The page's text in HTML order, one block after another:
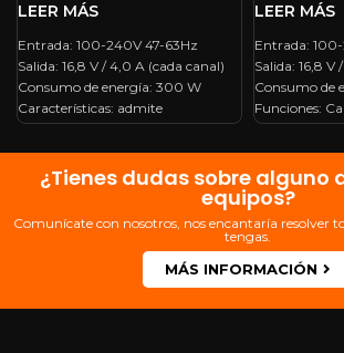
Entrada: 100-240V 47-63Hz
Salida: 16,8 V / 4,0 A (cada canal)
Consumo de energía: 300 W
Características: admite
información de batería compatible
con SMBUS, también carga
simultánea Dimensiones: 281 (L)
mm * 128 (W) mm * 191 (H) mm
Entrada:
Salida: 16,8 V
Consumo de
Funciones:
dos canales
canal
mm×80 (W)
Peso: 880g
¿Tienes dudas sobre alguno
equipos?
Comunícate con nosotros, nos encantaría resolver
tengas.
MÁS INFORMACIÓN